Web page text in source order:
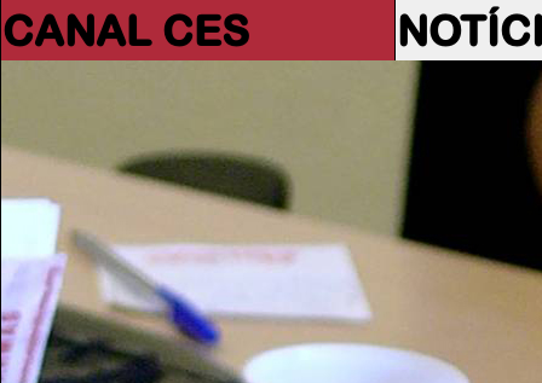
CANAL CES